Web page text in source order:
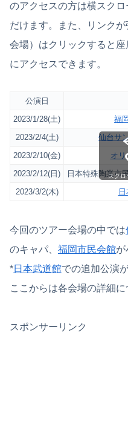
のアクセスの方は横スク
だけます。また、リンク
会場）はクリックすると
にアクセスできます。
公演日
2023/1/28(土)
福
2023/2/4(土)
仙台サ
2023/2/10(金)
オ
2023/2/12(日)
日本特殊陶業市
2023/3/2(木)
スクロ
今回のツアー会場の中では
のキャパ、 福岡市民会館が
*日本武道館での追加公演
ここからは各会場の詳細に
スポンサーリンク